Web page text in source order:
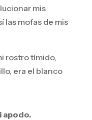
mis
las mofas de mis
rostro tímido,
era el blanco
apodo.